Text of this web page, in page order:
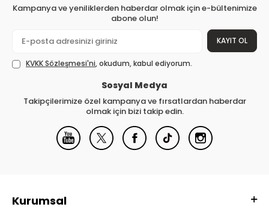
Kampanya ve yeniliklerden haberdar olmak için e-bültenimize
abone olun!
KAYIT OL
KVKK Sözleşmesi'ni, okudum, kabul ediyorum.
Sosyal Medya
Takipçilerimize özel kampanya ve fırsatlardan haberdar
olmak için bizi takip edin.
Kurumsal